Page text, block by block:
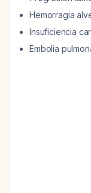
Hemorragia
Insuficiencia
Embolia